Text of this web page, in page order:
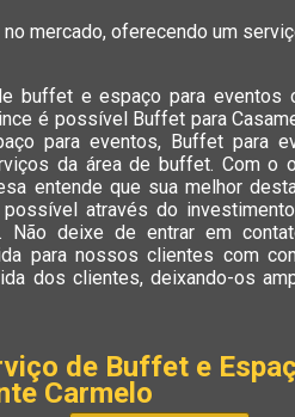
mercado, oferecendo um
buffet e espaço para eventos
é possível Buffet para
para eventos, Buffet para
da área de buffet. Com o
entende que sua melhor
através do
Não deixe de entrar em
para nossos clientes com
dos clientes, deixando-os
de Buffet e
Carmelo